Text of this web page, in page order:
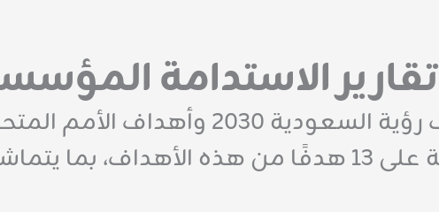
تقارير الاستدامة
تستند استراتيجيتنا إلى أهداف رؤية